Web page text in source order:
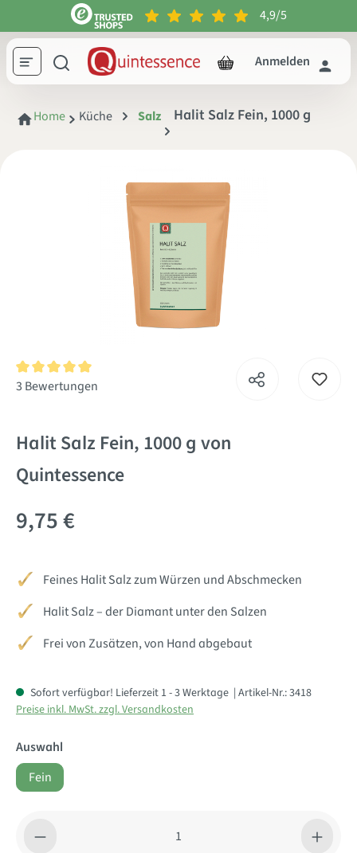
springen 4,9/5
Anmelden
Home Küche Salz Halit Salz Fein, 1000 g
Durchschnittliche Bewertung von 5 von 5 Sternen
3 Bewertungen
Halit Salz Fein, 1000 g von
Quintessence
9,75 €
Feines Halit Salz zum Würzen und Abschmecken
Halit Salz – der Diamant unter den Salzen
Frei von Zusätzen, von Hand abgebaut
Sofort verfügbar! Lieferzeit 1 - 3 Werktage | Artikel-Nr.:3418
Preise inkl. MwSt. zzgl. Versandkosten
Auswahl
Fein
Produkt Anzahl: Gib den gewünschten Wert ein oder